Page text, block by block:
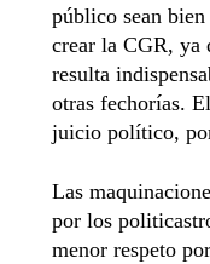
público sean
crear la CGR, ya
resulta
otras fechorías.
juicio político,
Las
por los
menor respeto